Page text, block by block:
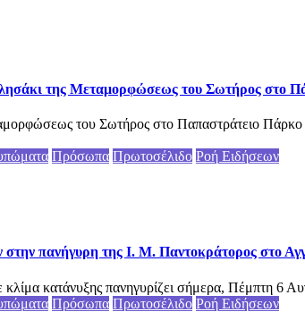
της Μεταμορφώσεως του Σωτήρος στο
του Σωτήρος στο Παπαστράτειο
Πρόσωπα Πρωτοσέλιδο Ροή Ειδήσεων
πανήγυρη της Ι. Μ. Παντοκράτορος στο
κλίμα κατάνυξης πανηγυρίζει σήμερα, Πέμπτη 6
Πρόσωπα Πρωτοσέλιδο Ροή Ειδήσεων